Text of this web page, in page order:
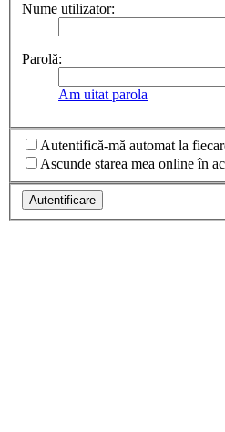
Nume utilizator:
Parolă:
Am uitat parola
Autentifică-mă automat la
Ascunde starea mea online în